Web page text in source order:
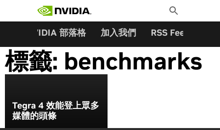
Toggle
Search
NVIDIA 部落格 加入我們 RSS Feeds
標籤: benchmarks
Tegra 4 效能登上眾多
媒體的頭條